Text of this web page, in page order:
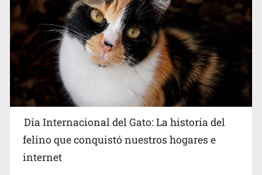
Día Internacional del Gato: La historia del
felino que conquistó nuestros hogares e
internet